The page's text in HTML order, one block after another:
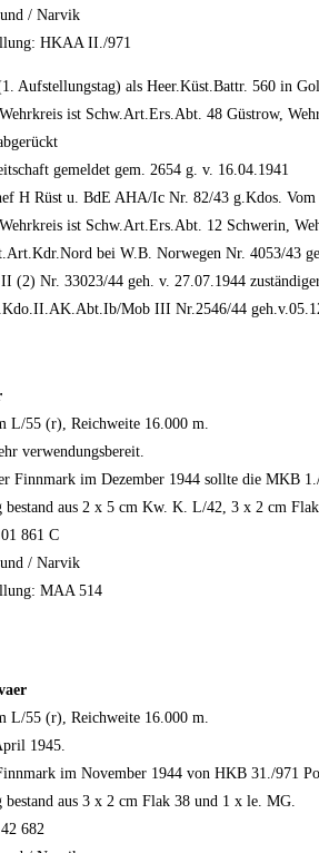
/ Narvik
HKAA II./971
Aufstellungstag) als Heer.Küst.Battr. 560 in
ist Schw.Art.Ers.Abt. 48 Güstrow,
gemeldet gem. 2654 g. v. 16.04.1941
H Rüst u. BdE AHA/Ic Nr. 82/43 g.Kdos.
ist Schw.Art.Ers.Abt. 12 Schwerin,
bei W.B. Norwegen Nr. 4053/43
(2) Nr. 33023/44 geh. v. 27.07.1944
Mob III Nr.2546/44
L/55 (r), Reichweite 16.000 m.
verwendungsbereit.
Finnmark im Dezember 1944 sollte die MKB
bestand aus 2 x 5 cm Kw. K. L/42, 3 x 2 cm
861 C
/ Narvik
MAA 514
L/55 (r), Reichweite 16.000 m.
1945.
im November 1944 von HKB 31./971
aus 3 x 2 cm Flak 38 und 1 x le. MG.
682